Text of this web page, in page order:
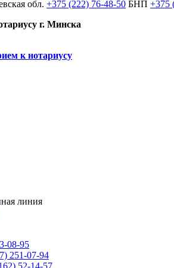
обл. +375 (222) 76-48-50 БНП +375
г. Минска
к нотариусу
линия
08-95
251-07-94
52-14-57